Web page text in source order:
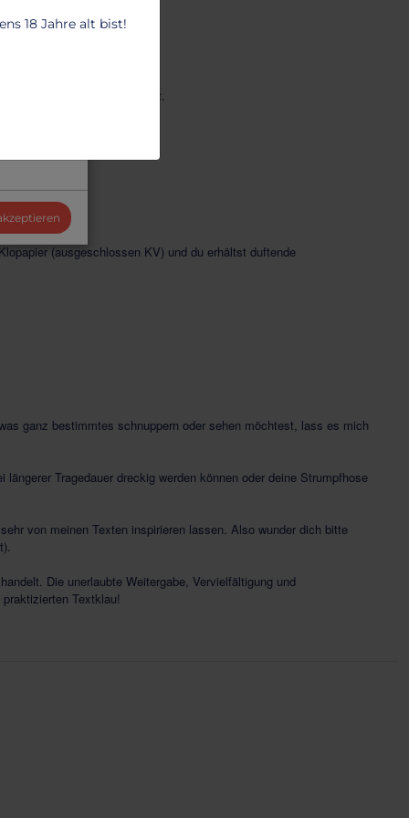
18 Jahre alt bist!
mich zum auslaufen bringt.
(ausgeschlossen KV) und du erhältst duftende
ganz bestimmtes schnuppern oder sehen möchtest, lass es mich
Tragedauer dreckig werden können oder deine Strumpfhose
von meinen Texten inspirieren lassen. Also wunder dich bitte
Die unerlaubte Weitergabe, Vervielfältigung und
Textklau!